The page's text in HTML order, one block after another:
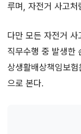
루며, 자전거 사고
다만 모든 자전거
직무수행 중 발생한
상생활배상책임보
으로 본다.